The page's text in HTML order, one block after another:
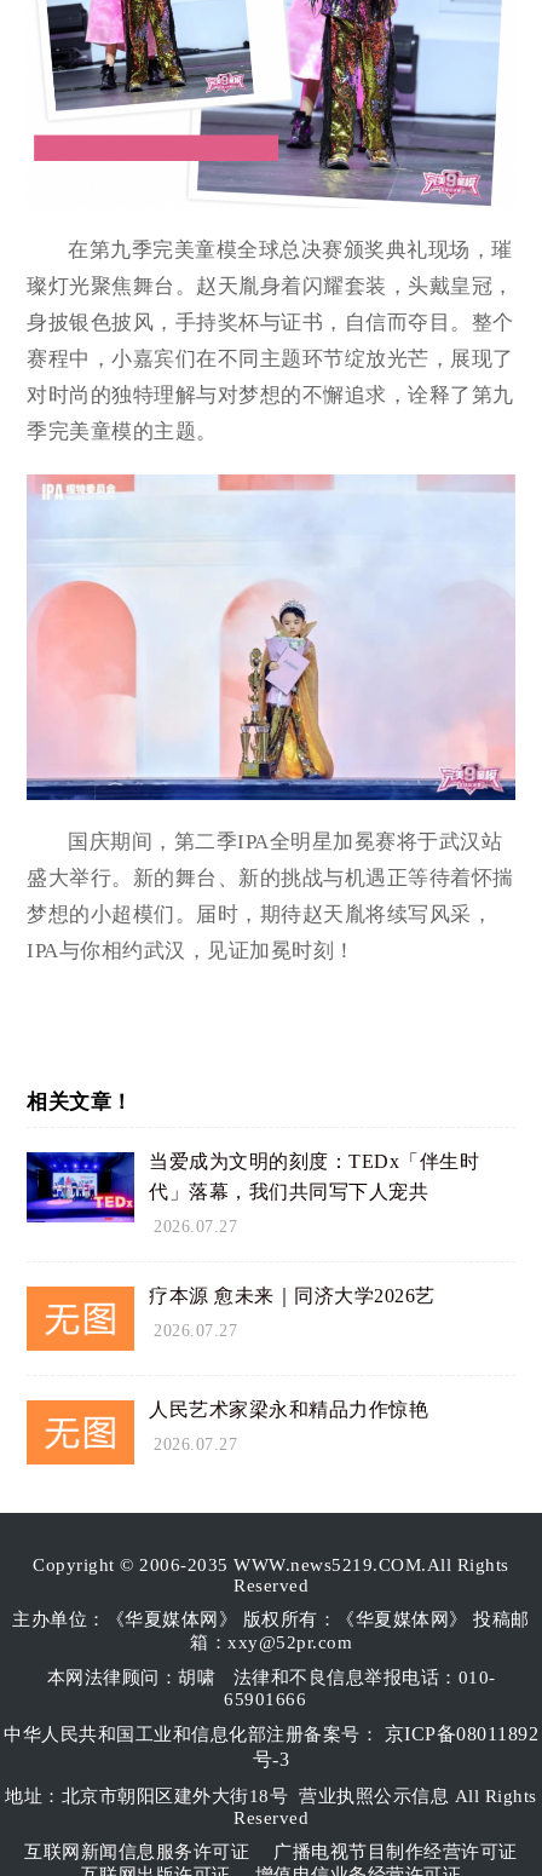
在第九季完美童模全球总决赛颁奖典礼现场，璀
璨灯光聚焦舞台。赵天胤身着闪耀套装，头戴皇冠，
身披银色披风，手持奖杯与证书，自信而夺目。整个
赛程中，小嘉宾们在不同主题环节绽放光芒，展现了
对时尚的独特理解与对梦想的不懈追求，诠释了第九
季完美童模的主题。
国庆期间，第二季IPA全明星加冕赛将于武汉站
盛大举行。新的舞台、新的挑战与机遇正等待着怀揣
梦想的小超模们。届时，期待赵天胤将续写风采，
IPA与你相约武汉，见证加冕时刻！
相关文章！
当爱成为文明的刻度：TEDx「伴生时
代」落幕，我们共同写下人宠共
2026.07.27
疗本源 愈未来｜同济大学2026艺
2026.07.27
人民艺术家梁永和精品力作惊艳
2026.07.27
Copyright © 2006-2035 WWW.news5219.COM.All Rights
Reserved
主办单位：《华夏媒体网》 版权所有：《华夏媒体网》 投稿邮
箱：xxy@52pr.com
本网法律顾问：胡啸
法律和不良信息举报电话：010-
65901666
中华人民共和国工业和信息化部注册备案号： 京ICP备08011892
号-3
地址：北京市朝阳区建外大街18号 营业执照公示信息 All Rights
Reserved
互联网新闻信息服务许可证
广播电视节目制作经营许可证